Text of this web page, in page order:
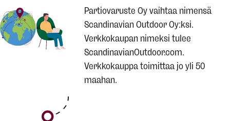
Partiovaruste Oy vaihtaa nimensä
Scandinavian Outdoor Oy:ksi.
Verkkokaupan nimeksi tulee
ScandinavianOutdoor.com.
Verkkokauppa toimittaa jo yli 50
maahan.